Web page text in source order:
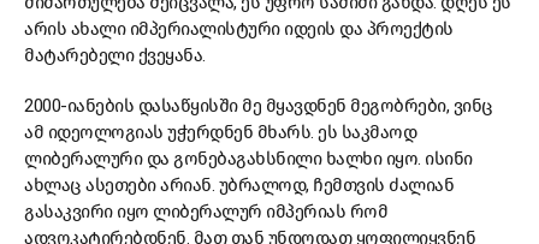
არის ახალი იმპერიალისტური იდეის და პროექტის
მატარებელი ქვეყანა.
2000-იანების დასაწყისში მე მყავდნენ მეგობრები, ვინც
ამ იდეოლოგიას უჭერდნენ მხარს. ეს საკმაოდ
ლიბერალური და გონებაგახსნილი ხალხი იყო. ისინი
ახლაც ასეთები არიან. უბრალოდ, ჩემთვის ძალიან
გასაკვირი იყო ლიბერალურ იმპერიას რომ
ადვოკატირებდნენ. მათ თან უნდოდათ ყოფილიყვნენ